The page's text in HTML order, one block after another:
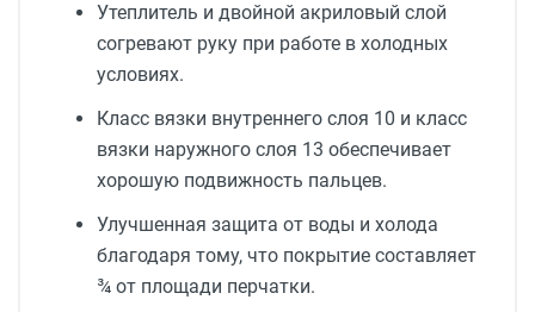
Утеплитель и двойной акриловый слой
согревают руку при работе в холодных
условиях.
Класс вязки внутреннего слоя 10 и класс
вязки наружного слоя 13 обеспечивает
хорошую подвижность пальцев.
Улучшенная защита от воды и холода
благодаря тому, что покрытие составляет
¾ от площади перчатки.